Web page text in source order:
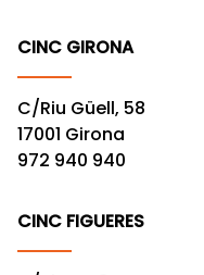
CINC GIRONA
C/Riu Güell, 58
17001 Girona
972 940 940
CINC FIGUERES